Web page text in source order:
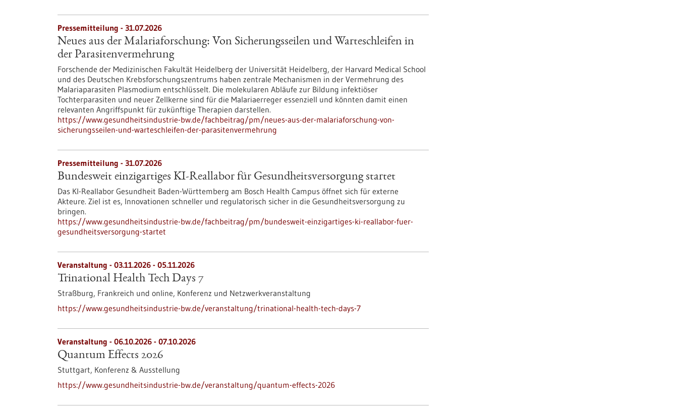
Pressemitteilung - 31.07.2026
Neues aus der Malariaforschung: Von Sicherungsseilen und Warteschleifen in
der Parasitenvermehrung
Forschende der Medizinischen Fakultät Heidelberg der Universität Heidelberg, der Harvard Medical School
und des Deutschen Krebsforschungszentrums haben zentrale Mechanismen in der Vermehrung des
Malariaparasiten Plasmodium entschlüsselt. Die molekularen Abläufe zur Bildung infektiöser
Tochterparasiten und neuer Zellkerne sind für die Malariaerreger essenziell und könnten damit einen
relevanten Angriffspunkt für zukünftige Therapien darstellen.
https://www.gesundheitsindustrie-bw.de/fachbeitrag/pm/neues-aus-der-malariaforschung-von-
sicherungsseilen-und-warteschleifen-der-parasitenvermehrung
Pressemitteilung - 31.07.2026
Bundesweit einzigartiges KI-Reallabor für Gesundheits­versorgung startet
Das KI-Reallabor Gesundheit Baden-Württemberg am Bosch Health Campus öffnet sich für externe
Akteure. Ziel ist es, Innovationen schneller und regulatorisch sicher in die Gesundheitsversorgung zu
bringen.
https://www.gesundheitsindustrie-bw.de/fachbeitrag/pm/bundesweit-einzigartiges-ki-reallabor-fuer-
gesundheitsversorgung-startet
Veranstaltung - 03.11.2026 - 05.11.2026
Trinational Health Tech Days 7
Straßburg, Frankreich und online, Konferenz und Netzwerkveranstaltung
https://www.gesundheitsindustrie-bw.de/veranstaltung/trinational-health-tech-days-7
Veranstaltung - 06.10.2026 - 07.10.2026
Quantum Effects 2026
Stuttgart, Konferenz & Ausstellung
https://www.gesundheitsindustrie-bw.de/veranstaltung/quantum-effects-2026